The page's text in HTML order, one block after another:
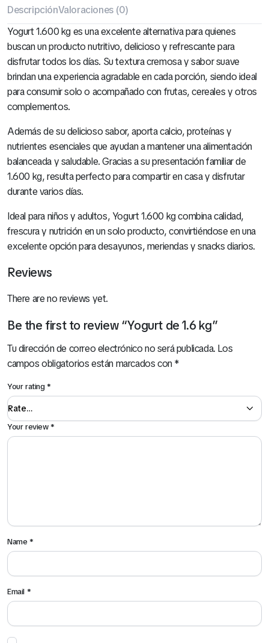
DescripciónValoraciones (0)
Yogurt 1.600 kg es una excelente alternativa para quienes
buscan un producto nutritivo, delicioso y refrescante para
disfrutar todos los días. Su textura cremosa y sabor suave
brindan una experiencia agradable en cada porción, siendo ideal
para consumir solo o acompañado con frutas, cereales y otros
complementos.
Además de su delicioso sabor, aporta calcio, proteínas y
nutrientes esenciales que ayudan a mantener una alimentación
balanceada y saludable. Gracias a su presentación familiar de
1.600 kg, resulta perfecto para compartir en casa y disfrutar
durante varios días.
Ideal para niños y adultos, Yogurt 1.600 kg combina calidad,
frescura y nutrición en un solo producto, convirtiéndose en una
excelente opción para desayunos, meriendas y snacks diarios.
Reviews
There are no reviews yet.
Be the first to review “Yogurt de 1.6 kg”
Tu dirección de correo electrónico no será publicada. Los
campos obligatorios están marcados con*
Your rating*
Your review*
Name*
Email *